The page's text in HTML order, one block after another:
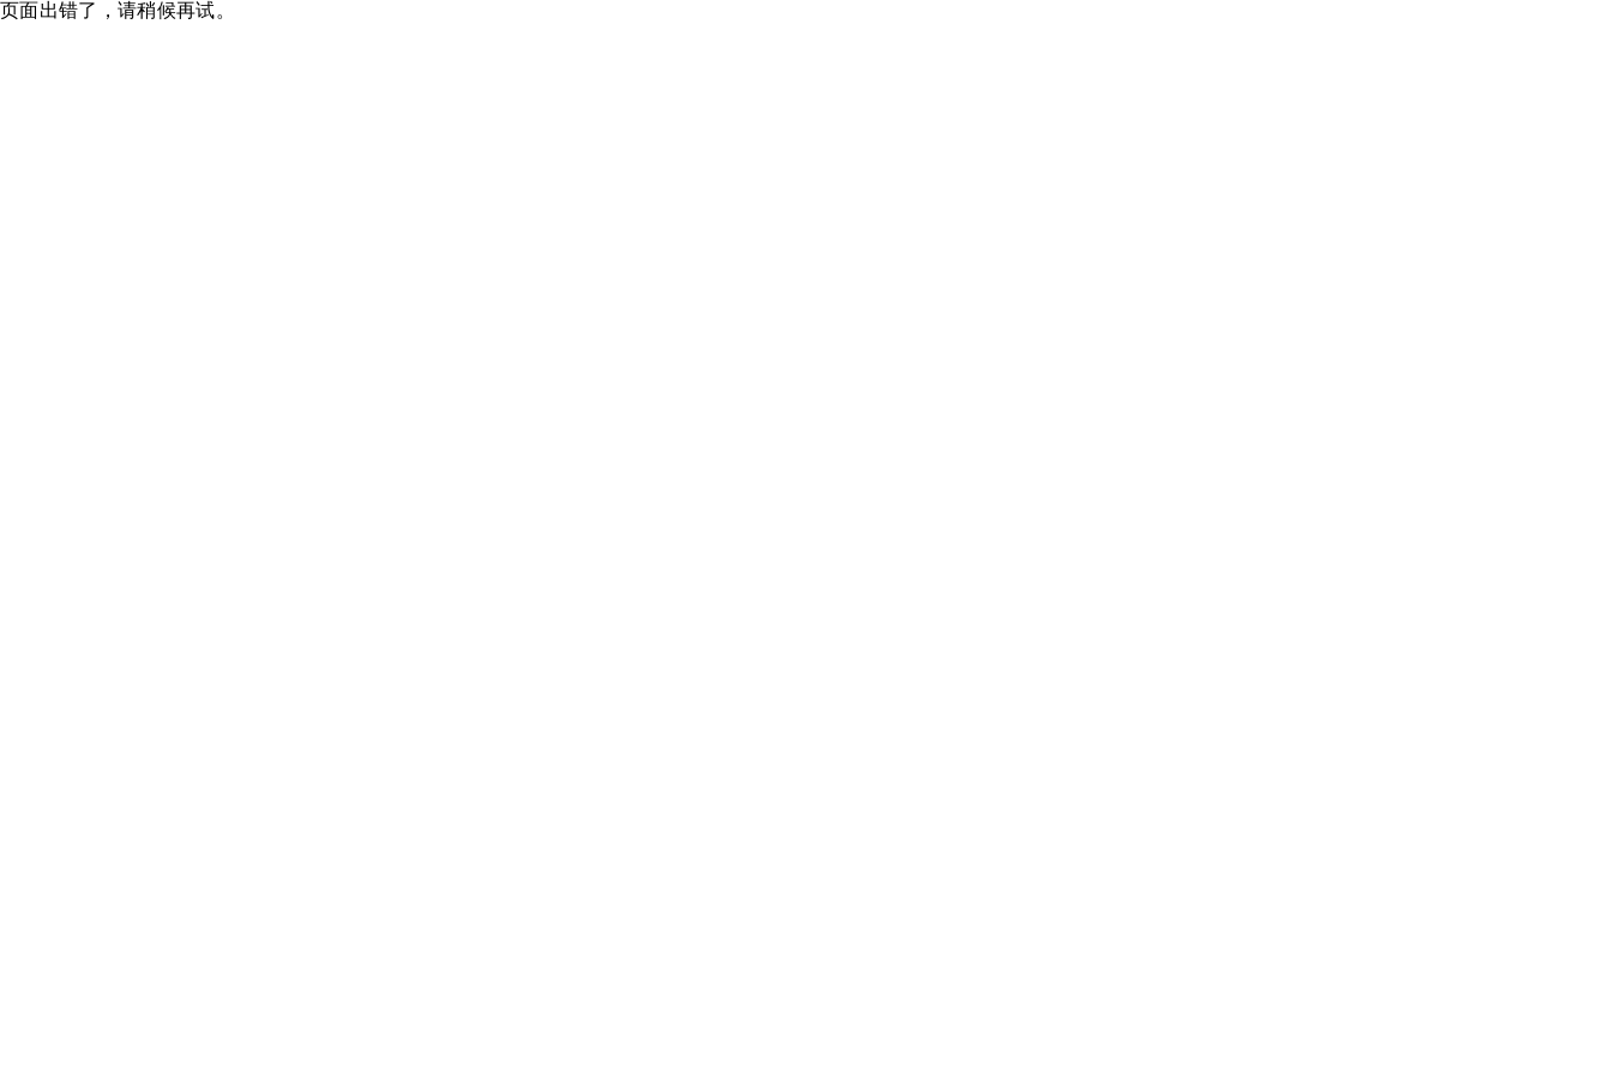
页面出错了，请稍候再试。